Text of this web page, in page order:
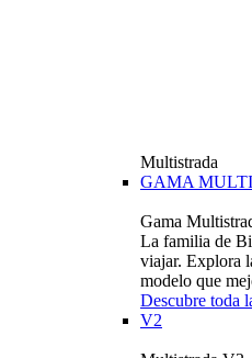
Multistrada
GAMA
Gama
La familia de
viajar. Explora
modelo que
Descubre toda
V2